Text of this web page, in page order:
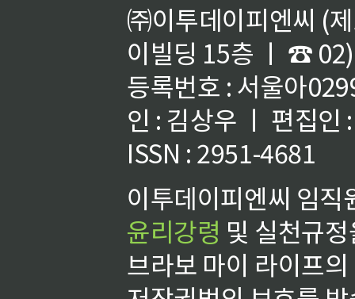
㈜이투데이피엔씨 (
이빌딩 15층 ㅣ ☎
등록번호 : 서울아
인 : 김상우 ㅣ 편집인
ISSN : 2951-4681
이투데이피엔씨 임
윤리강령 및 실천규
브라보 마이 라이프